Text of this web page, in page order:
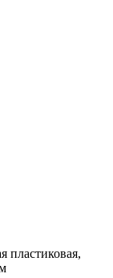
пластиковая,